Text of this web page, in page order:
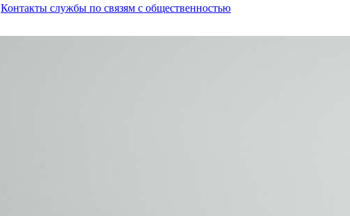
Контакты службы по связям с общественностью